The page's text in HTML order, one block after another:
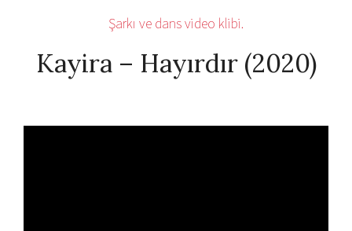
Şarkı ve dans video klibi.
Kayira – Hayırdır (2020)